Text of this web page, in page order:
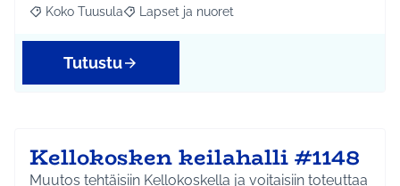
Rajaa tulokset aihepiirin mukaan: Koko Tuusula
Koko Tuusula Rajaa tulokset teeman mukaan: Lapset ja
Lapset ja nuoret
Tutustu
Kellokosken keilahalli #1148
Muutos tehtäisiin Kellokoskella ja voitaisiin toteuttaa